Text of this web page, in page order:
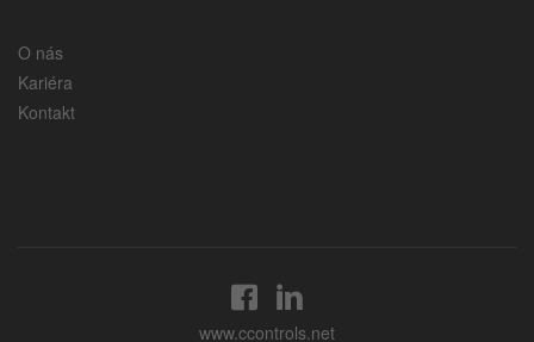
O nás
Kariéra
Kontakt
www.ccontrols.net